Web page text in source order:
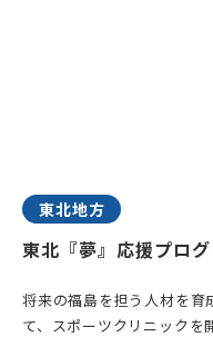
東北地方
東北『夢』応援プロ
将来の福島を担う人材を育
て、スポーツクリニックを